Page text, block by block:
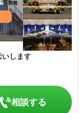
します
相談する